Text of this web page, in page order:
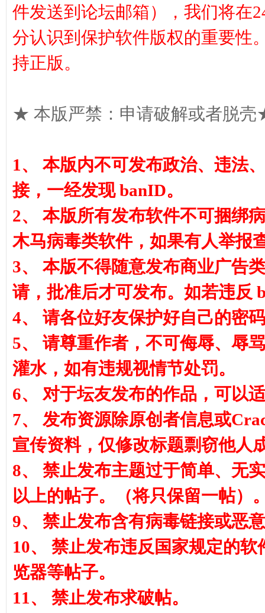
方)
件发送到论坛邮箱），我们将在
分认识到保护软件版权的重要性
持正版。
★ 本版严禁：申请破解或者脱
1、 本版内不可发布政治、违法
接，一经发现 banID。
2、 本版所有发布软件不可捆绑
木马病毒类软件，如果有人举报
3、 本版不得随意发布商业广告
请，批准后才可发布。如若违反
4、 请各位好友保护好自己的密
5、 请尊重作者，不可侮辱、辱
灌水，如有违规视情节处罚。
6、 对于坛友发布的作品，可以
7、 发布资源除原创者信息或
宣传资料，仅修改标题剽窃他人
8、 禁止发布主题过于简单、无
以上的帖子。（将只保留一帖）
9、 禁止发布含有病毒链接或恶
10、 禁止发布违反国家规定的
览器等帖子。
11、 禁止发布求破帖。